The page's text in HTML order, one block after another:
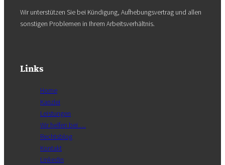
Wir unterstützen Sie bei Kündigung, Aufhebungsvertrag und allen
sonstigen Problemen in Ihrem Arbeitsverhältnis.
Links
Home
Kanzlei
Leistungen
Wir helfen bei …
Rechtsblog
Kontakt
Linkedin